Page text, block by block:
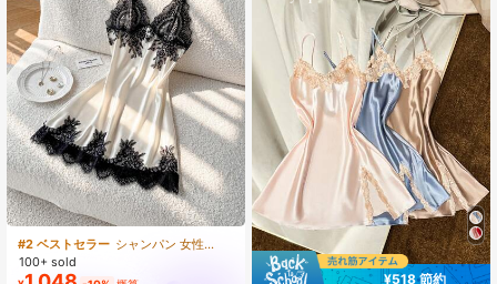
#2 ベストセラー
シャンパン 女性用スリープドレス
100+ sold
¥518 節約